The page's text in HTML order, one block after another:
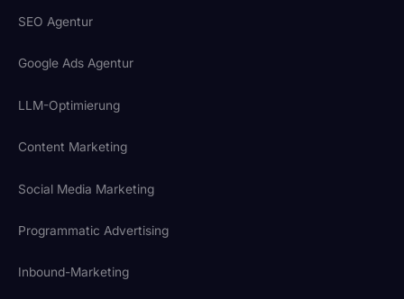
SEO Agentur
Google Ads Agentur
LLM-Optimierung
Content Marketing
Social Media Marketing
Programmatic Advertising
Inbound-Marketing